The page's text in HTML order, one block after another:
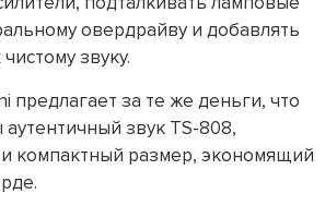
овердрайву и добавлять
звуку.
предлагает за те же деньги, что
звук TS-808,
компактный размер, экономящий